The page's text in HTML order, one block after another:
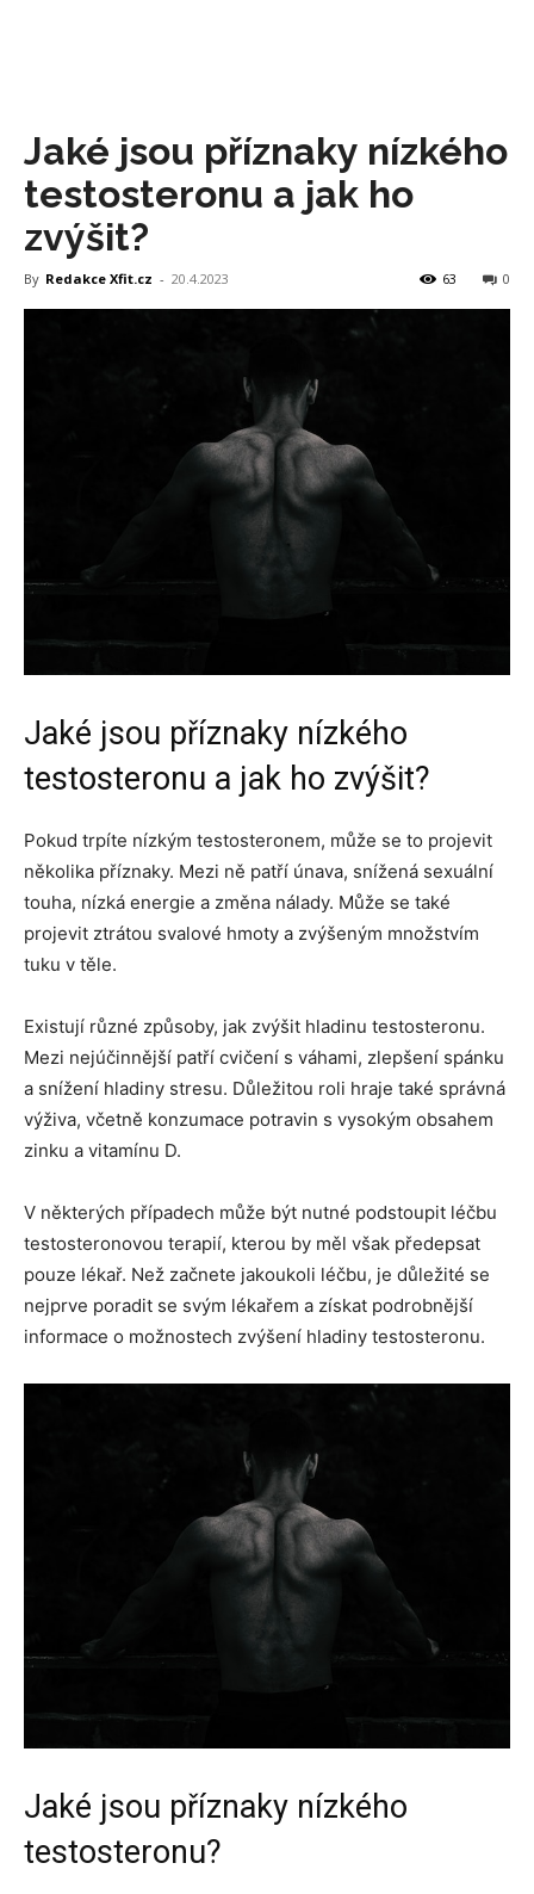
Jaké jsou příznaky nízkého
testosteronu a jak ho
zvýšit?
By Redakce Xfit.cz - 20.4.2023 0
63
Jaké jsou příznaky nízkého
testosteronu a jak ho zvýšit?
Pokud trpíte nízkým testosteronem, může se to projevit
několika příznaky. Mezi ně patří únava, snížená sexuální
touha, nízká energie a změna nálady. Může se také
projevit ztrátou svalové hmoty a zvýšeným množstvím
tuku v těle.
Existují různé způsoby, jak zvýšit hladinu testosteronu.
Mezi nejúčinnější patří cvičení s váhami, zlepšení spánku
a snížení hladiny stresu. Důležitou roli hraje také správná
výživa, včetně konzumace potravin s vysokým obsahem
zinku a vitamínu D.
V některých případech může být nutné podstoupit léčbu
testosteronovou terapií, kterou by měl však předepsat
pouze lékař. Než začnete jakoukoli léčbu, je důležité se
nejprve poradit se svým lékařem a získat podrobnější
informace o možnostech zvýšení hladiny testosteronu.
Jaké jsou příznaky nízkého
testosteronu?